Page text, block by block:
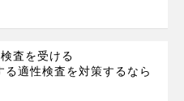
査を受ける
る適性検査を対策するなら